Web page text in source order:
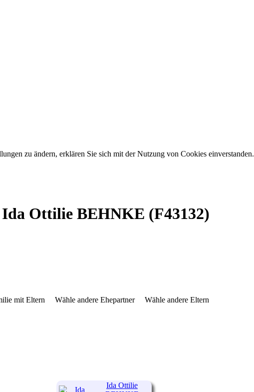
zu ändern, erklären Sie sich mit der Nutzung von Cookies einverstanden.
Ottilie BEHNKE (F43132)
mit Eltern Wähle andere Ehepartner Wähle andere Eltern
Ida Ottilie